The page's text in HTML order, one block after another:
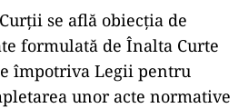
se află obiecţia de
formulată de Înalta Curte
împotriva Legii pentru
unor acte normative